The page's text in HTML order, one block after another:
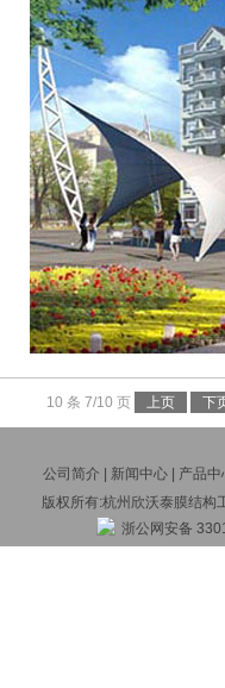
10 条 7/10 页 上页 下
公司简介 新闻中心
产品中
版权所有:杭州欣沃泰膜结构
浙公网安备